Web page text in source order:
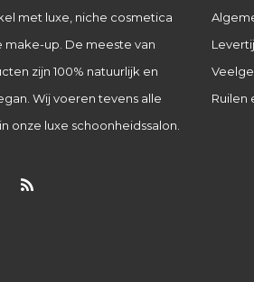
met luxe, niche cosmetica
make-up. De meeste van
zijn 100% natuurlijk en
Wij voeren tevens alle
onze luxe schoonheidssalon.
Ruilen